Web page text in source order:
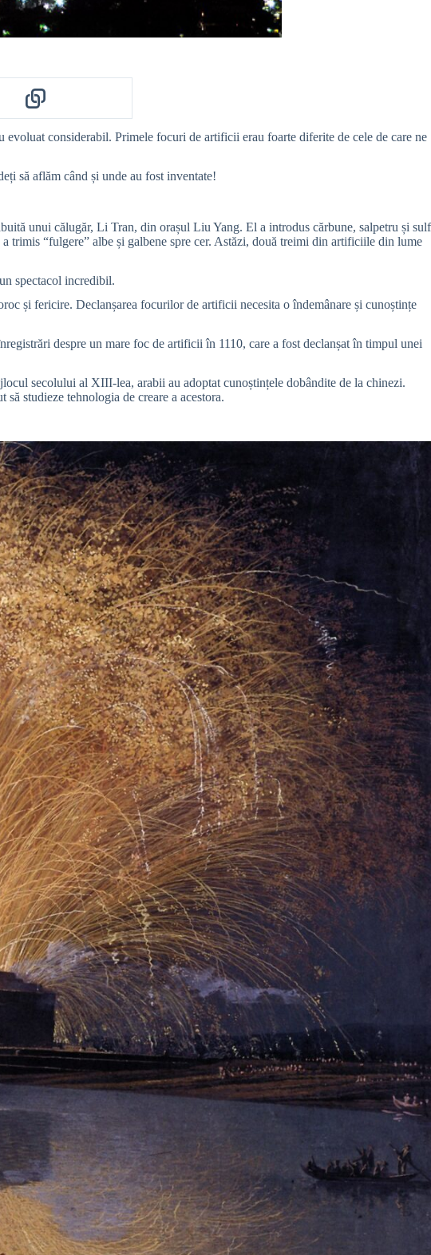
considerabil. Primele focuri de artificii erau foarte diferite de cele de care ne
să aflăm când și unde au fost inventate!
unui călugăr, Li Tran, din orașul Liu Yang. El a introdus cărbune, salpetru și sulf
trimis “fulgere” albe și galbene spre cer. Astăzi, două treimi din artificiile din lume
spectacol incredibil.
și fericire. Declanșarea focurilor de artificii necesita o îndemânare și cunoștințe
despre un mare foc de artificii în 1110, care a fost declanșat în timpul unei
secolului al XIII-lea, arabii au adoptat cunoștințele dobândite de la chinezi.
studieze tehnologia de creare a acestora.